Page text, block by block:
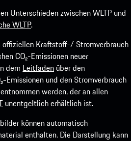
Unterschieden zwischen WLTP und
WLTP.
Kraftstoff-/ Stromverbrauch
CO₂-Emissionen neuer
dem Leitfaden über den
Emissionen und den Stromverbrauch
werden, der an allen
unentgeltlich erhältlich ist.
können automatisch
enthalten. Die Darstellung kann